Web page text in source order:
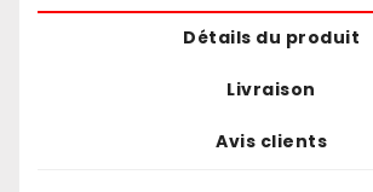
Détails du produit
Livraison
Avis clients